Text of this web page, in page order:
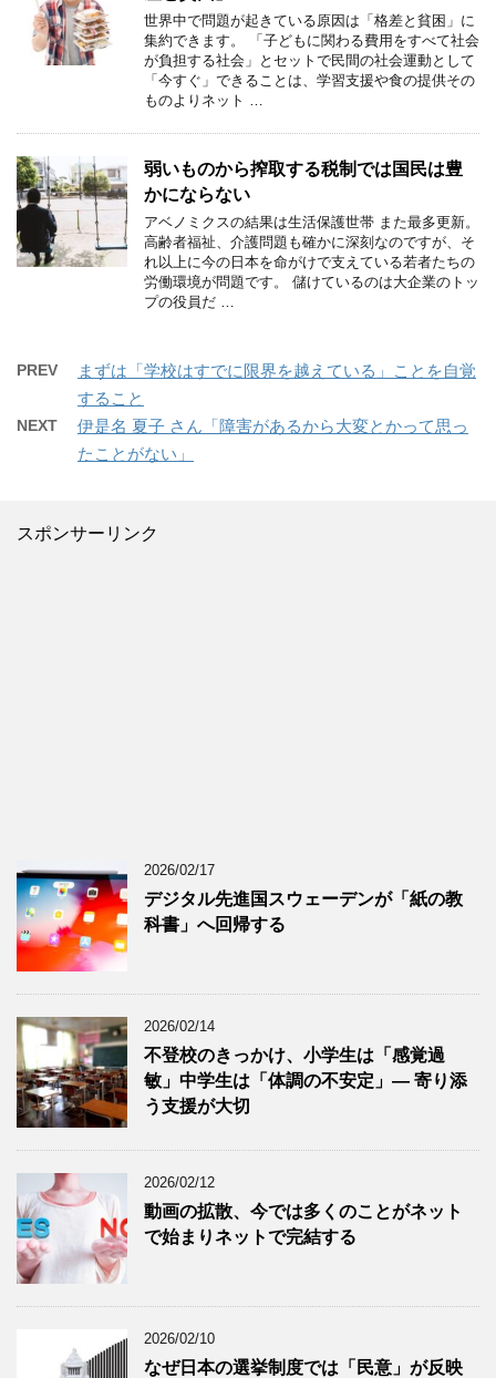
世界中で問題が起きている原因は「格差と貧困」に
集約できます。 「子どもに関わる費用をすべて社会
が負担する社会」とセットで民間の社会運動として
「今すぐ」できることは、学習支援や食の提供その
ものよりネット …
弱いものから搾取する税制では国民は豊
かにならない
アベノミクスの結果は生活保護世帯 また最多更新。
高齢者福祉、介護問題も確かに深刻なのですが、そ
れ以上に今の日本を命がけで支えている若者たちの
労働環境が問題です。 儲けているのは大企業のトッ
プの役員だ …
PREV
まずは「学校はすでに限界を越えている」ことを自覚
すること
NEXT
伊是名 夏子 さん「障害があるから大変とかって思っ
たことがない」
スポンサーリンク
2026/02/17
デジタル先進国スウェーデンが「紙の教
科書」へ回帰する
2026/02/14
不登校のきっかけ、小学生は「感覚過
敏」中学生は「体調の不安定」― 寄り添
う支援が大切
2026/02/12
動画の拡散、今では多くのことがネット
で始まりネットで完結する
2026/02/10
なぜ日本の選挙制度では「民意」が反映